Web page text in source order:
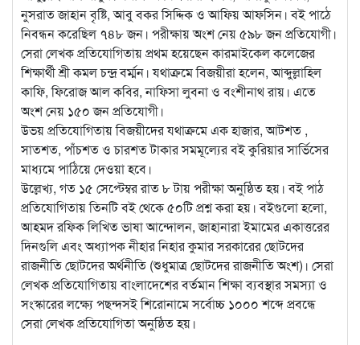
নুসরাত জাহান বৃষ্টি, আবু বকর সিদ্দিক ও আফিয় আফসিন। বই পাঠে
নিবন্ধন করেছিল ৭৪৮ জন। পরীক্ষায় অংশ নেয় ৫৯৮ জন প্রতিযোগী।
সেরা লেখক প্রতিযোগিতায় প্রথম হয়েছেন কারমাইকেল কলেজের
শিক্ষার্থী শ্রী কমল চন্দ্র বর্ম্মন। যথাক্রমে বিজয়ীরা হলেন, আব্দুল্লাহিল
কাফি, ফিরোজ আল কবির, নাফিসা লুবনা ও বংশীনাথ রায়। এতে
অংশ নেয় ১৫০ জন প্রতিযোগী।
উভয় প্রতিযোগিতায় বিজয়ীদের যথাক্রমে এক হাজার, আটশত ,
সাতশত, পাঁচশত ও চারশত টাকার সমমূল্যের বই কুরিয়ার সার্ভিসের
মাধ্যমে পাঠিয়ে দেওয়া হবে।
উল্লেখ্য, গত ১৫ সেপ্টেম্বর রাত ৮ টায় পরীক্ষা অনুষ্ঠিত হয়। বই পাঠ
প্রতিযোগিতায় তিনটি বই থেকে ৫০টি প্রশ্ন করা হয়। বইগুলো হলো,
আহমদ রফিক লিখিত ভাষা আন্দোলন, জাহানারা ইমামের একাত্তরের
দিনগুলি এবং অধ্যাপক নীহার নিহার কুমার সরকারের ছোটদের
রাজনীতি ছোটদের অর্থনীতি (শুধুমাত্র ছোটদের রাজনীতি অংশ)। সেরা
লেখক প্রতিযোগিতায় বাংলাদেশের বর্তমান শিক্ষা ব্যবস্থার সমস্যা ও
সংস্কারের লক্ষ্যে পছন্দসই শিরোনামে সর্বোচ্চ ১০০০ শব্দে প্রবন্ধে
সেরা লেখক প্রতিযোগিতা অনুষ্ঠিত হয়।